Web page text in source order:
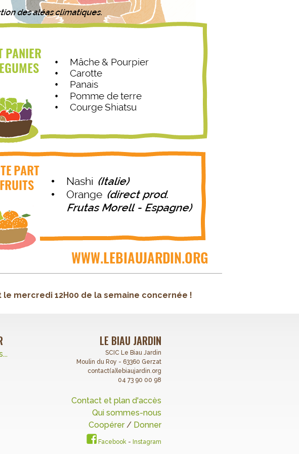
mercredi 12H00 de la semaine concernée !
LE BIAU JARDIN
SCIC Le Biau Jardin
Moulin du Roy - 63360 Gerzat
contact(a)lebiaujardin.org
04 73 90 00 98
Contact et plan d'accès
Qui sommes-nous
Coopérer/ Donner
Facebook- Instagram